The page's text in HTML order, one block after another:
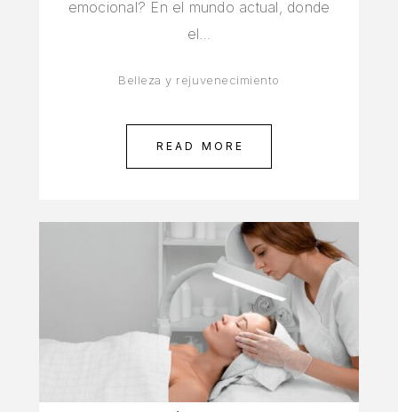
emocional? En el mundo actual, donde
el…
Belleza y rejuvenecimiento
READ MORE